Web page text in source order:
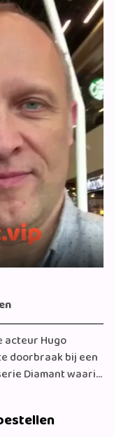
acteur Hugo
Diamant waarin
van een
films en